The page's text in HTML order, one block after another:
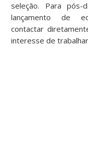
seleção. Para pós-
lançamento de
contactar
interesse de